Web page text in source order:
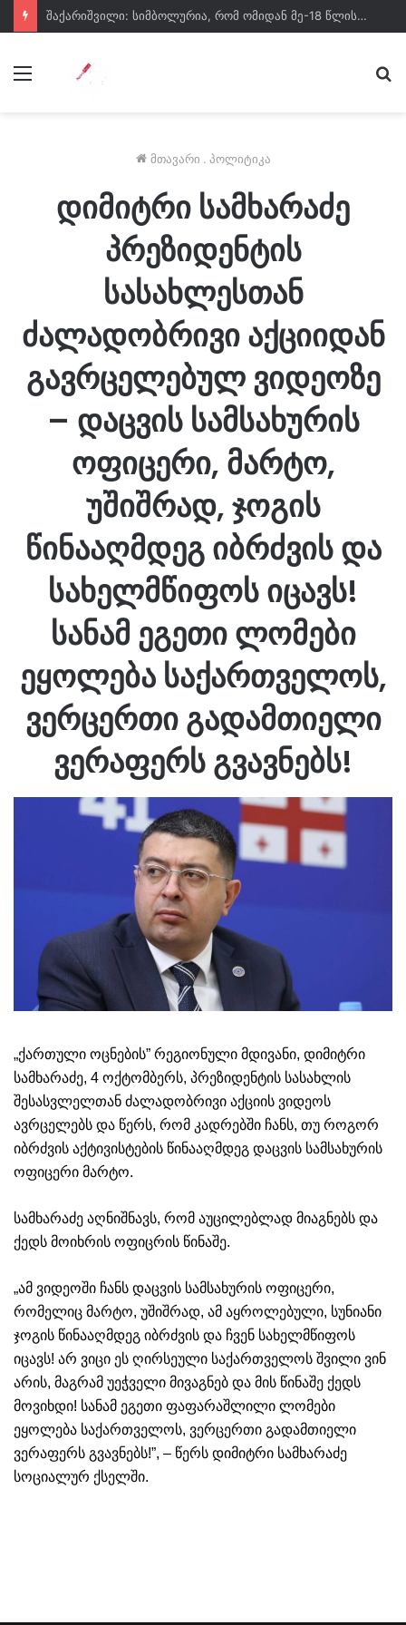
შაქარიშვილი: სიმბოლურია, რომ ომიდან მე-18 წლისთავზე, პროკურატურამ პირველად აღძრა საქმე ღალატის მუხლით, რომელიც ცოტა ხნის წინ დაბრუნდა ქვეყნის კანონმდებლობაში
მენიუ
მთავარი . პოლიტიკა
დიმიტრი სამხარაძე
პრეზიდენტის
სასახლესთან
ძალადობრივი აქციიდან
გავრცელებულ ვიდეოზე
– დაცვის სამსახურის
ოფიცერი, მარტო,
უშიშრად, ჯოგის
წინააღმდეგ იბრძვის და
სახელმწიფოს იცავს!
სანამ ეგეთი ლომები
ეყოლება საქართველოს,
ვერცერთი გადამთიელი
ვერაფერს გვავნებს!
„ქართული ოცნების” რეგიონული მდივანი, დიმიტრი
სამხარაძე, 4 ოქტომბერს, პრეზიდენტის სასახლის
შესასვლელთან ძალადობრივი აქციის ვიდეოს
ავრცელებს და წერს, რომ კადრებში ჩანს, თუ როგორ
იბრძვის აქტივისტების წინააღმდეგ დაცვის სამსახურის
ოფიცერი მარტო.
სამხარაძე აღნიშნავს, რომ აუცილებლად მიაგნებს და
ქედს მოიხრის ოფიცრის წინაშე.
„ამ ვიდეოში ჩანს დაცვის სამსახურის ოფიცერი,
რომელიც მარტო, უშიშრად, ამ აყროლებული, სუნიანი
ჯოგის წინააღმდეგ იბრძვის და ჩვენ სახელმწიფოს
იცავს! არ ვიცი ეს ღირსეული საქართველოს შვილი ვინ
არის, მაგრამ უეჭველი მივაგნებ და მის წინაშე ქედს
მოვიხდი! სანამ ეგეთი ფაფარაშლილი ლომები
ეყოლება საქართველოს, ვერცერთი გადამთიელი
ვერაფერს გვავნებს!”, – წერს დიმიტრი სამხარაძე
სოციალურ ქსელში.